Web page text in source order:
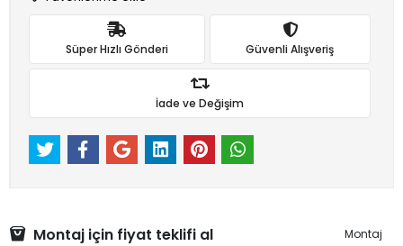
Süper Hızlı Gönderi Güvenli Alışveriş
İade ve Değişim
Montaj için fiyat teklifi al Montaj